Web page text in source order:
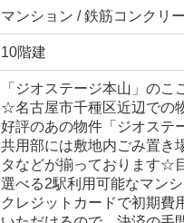
マンション / 鉄筋コンクリ
10階建
「ジオステージ本山」のこ
☆名古屋市千種区近辺での
好評のあの物件「ジオステ
共用部には敷地内ごみ置き
タなどが揃っております☆
選べる2駅利用可能なマン
クレジットカードで初期費